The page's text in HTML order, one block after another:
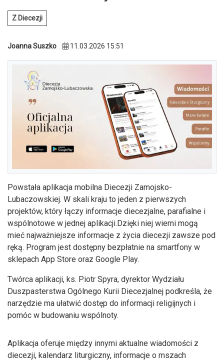
Z Diecezji
Joanna Suszko 11.03.2026 15:51
Powstała aplikacja mobilna Diecezji Zamojsko-
Lubaczowskiej. W skali kraju to jeden z pierwszych
projektów, który łączy informacje diecezjalne, parafialne i
wspólnotowe w jednej aplikacji.Dzięki niej wierni mogą
mieć najważniejsze informacje z życia diecezji zawsze pod
ręką. Program jest dostępny bezpłatnie na smartfony w
sklepach App Store oraz Google Play.
Twórca aplikacji, ks. Piotr Spyra, dyrektor Wydziału
Duszpasterstwa Ogólnego Kurii Diecezjalnej podkreśla, że
narzędzie ma ułatwić dostęp do informacji religijnych i
pomóc w budowaniu wspólnoty.
Aplikacja oferuje między innymi aktualne wiadomości z
diecezji, kalendarz liturgiczny, informacje o mszach